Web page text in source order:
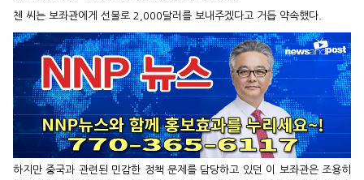
첸 씨는 보좌관에게 선불로 2,000달러를 보내주겠다고 거듭 약속했다.
하지만 중국과 관련된 민감한 정책 문제를 담당하고 있던 이 보좌관은 조용히